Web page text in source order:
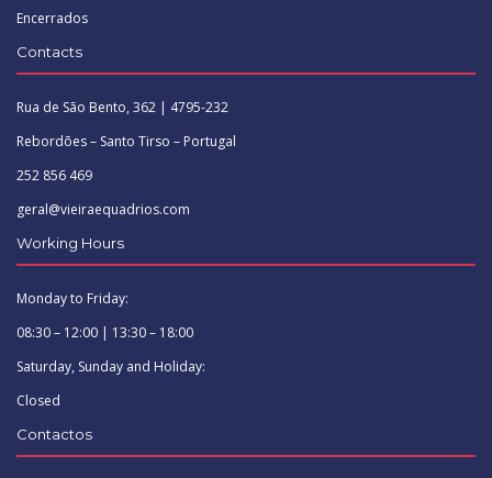
Encerrados
Contacts
Rua de São Bento, 362 | 4795-232
Rebordões – Santo Tirso – Portugal
252 856 469
geral@vieiraequadrios.com
Working Hours
Monday to Friday:
08:30 – 12:00 | 13:30 – 18:00
Saturday, Sunday and Holiday:
Closed
Contactos